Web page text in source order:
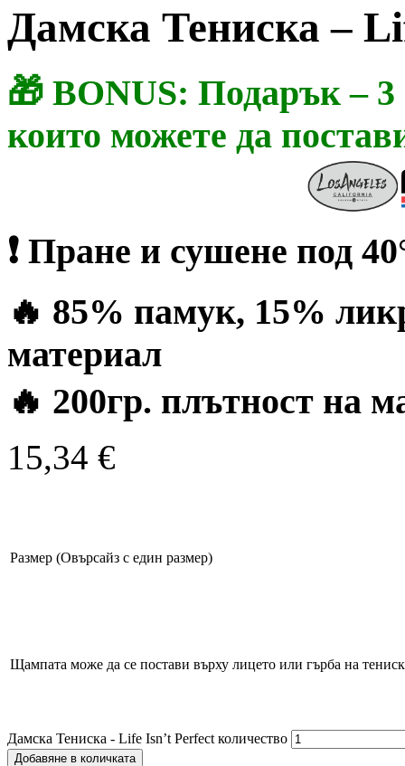
Дамска Тениска –
🎁 BONUS: Подарък – 3
които можете да
❗ Пране и сушене под
🔥 85% памук, 15%
материал
🔥 200гр. плътност на
15,34 €
Размер (Овърсайз с един размер)
Щампата може да се постави върху лицето или гърба на
Дамска Тениска - Life Isn’t Perfect количество
Добавяне в количката